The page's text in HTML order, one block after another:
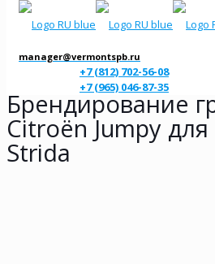
manager@vermontspb.ru
+7 (812) 702-56-08
+7 (965) 046-87-35
Брендирование
Citroën Jumpy
Strida